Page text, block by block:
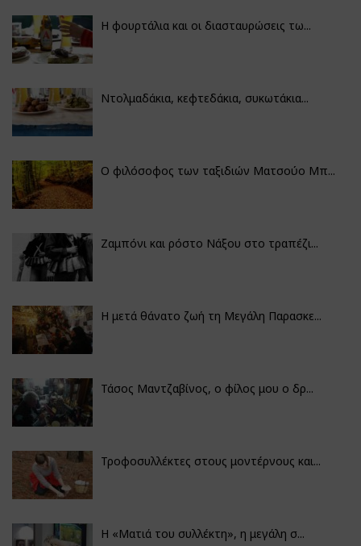
Η φουρτάλια και οι διασταυρώσεις τω...
Ντολμαδάκια, κεφτεδάκια, συκωτάκια...
Ο φιλόσοφος των ταξιδιών Ματσούο Μπ...
Ζαμπόνι και ρόστο Νάξου στο τραπέζι...
Η μετά θάνατο ζωή τη Μεγάλη Παρασκε...
Τάσος Μαντζαβίνος, ο φίλος μου ο δρ...
Τροφοσυλλέκτες στους μοντέρνους και...
H «Ματιά του συλλέκτη», η μεγάλη σ...